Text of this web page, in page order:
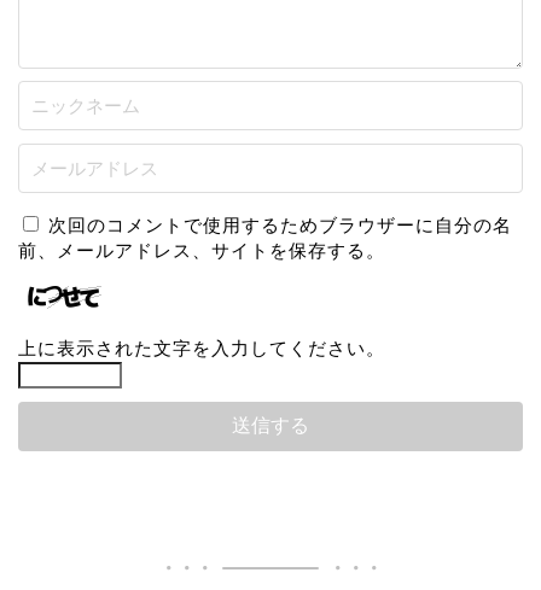
次回のコメントで使用するためブラウザーに自分の名
前、メールアドレス、サイトを保存する。
上に表示された文字を入力してください。